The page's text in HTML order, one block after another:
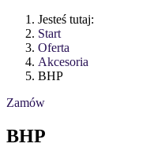
Jesteś tutaj:
Start
Oferta
Akcesoria
BHP
Zamów
BHP